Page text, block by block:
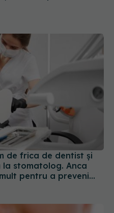
stomatolog. Anca
pentru a preveni